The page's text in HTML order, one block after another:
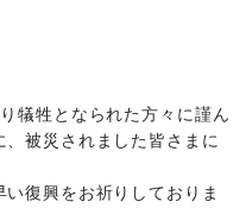
犠牲となられた方々に謹ん
被災されました皆さまに
復興をお祈りしておりま